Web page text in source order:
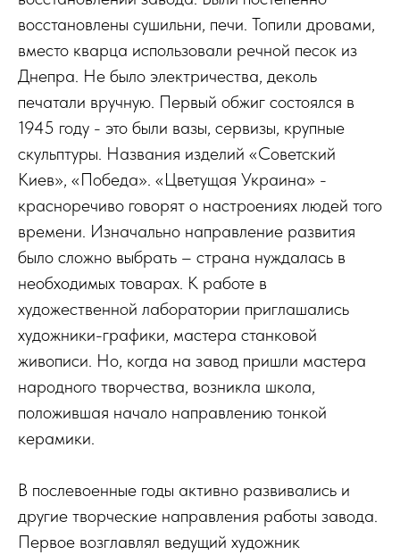
восстановлены сушильни, печи. Топили дровами,
вместо кварца использовали речной песок из
Днепра. Не было электричества, деколь
печатали вручную. Первый обжиг состоялся в
1945 году - это были вазы, сервизы, крупные
скульптуры. Названия изделий «Советский
Киев», «Победа». «Цветущая Украина» -
красноречиво говорят о настроениях людей того
времени. Изначально направление развития
было сложно выбрать – страна нуждалась в
необходимых товарах. К работе в
художественной лаборатории приглашались
художники-графики, мастера станковой
живописи. Но, когда на завод пришли мастера
народного творчества, возникла школа,
положившая начало направлению тонкой
керамики.
В послевоенные годы активно развивались и
другие творческие направления работы завода.
Первое возглавлял ведущий художник